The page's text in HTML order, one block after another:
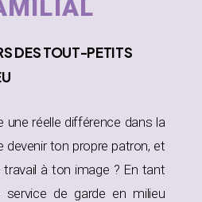
DES TOUT-PETITS
une réelle différence dans la
devenir ton propre patron, et
travail à ton image ? En tant
service de garde en milieu